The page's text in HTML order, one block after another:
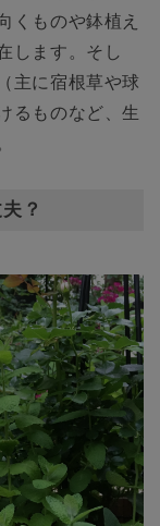
くものや鉢植え
します。そし
主に宿根草や球
るものなど、生
？